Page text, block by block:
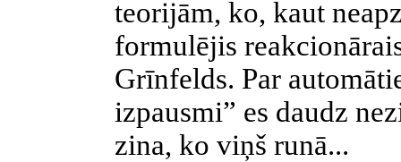
teorijām, ko, kaut
formulējis
Grīnfelds. Par
izpausmi” es daudz
zina, ko viņš runā...